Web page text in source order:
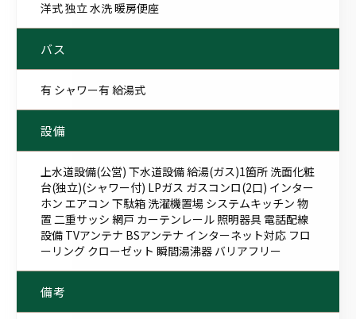
洋式 独立 水洗 暖房便座
バス
有 シャワー有 給湯式
設備
上水道設備(公営) 下水道設備 給湯(ガス)1箇所 洗面化粧
台(独立)(シャワー付) LPガス ガスコンロ(2口) インター
ホン エアコン 下駄箱 洗濯機置場 システムキッチン 物
置 二重サッシ 網戸 カーテンレール 照明器具 電話配線
設備 TVアンテナ BSアンテナ インターネット対応 フロ
ーリング クローゼット 瞬間湯沸器 バリアフリー
備考